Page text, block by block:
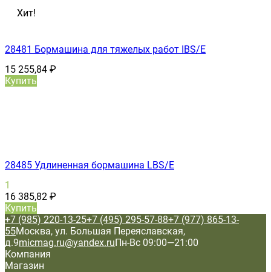
Хит!
28481 Бормашина для тяжелых работ IBS/E
15 255,84 ₽
Купить
28485 Удлиненная бормашина LBS/E
1
16 385,82 ₽
Купить
+7 (985) 220-13-25+7 (495) 295-57-88+7 (977) 865-13-
55Москва, ул. Большая Переяславская,
д.9micmag.ru@yandex.ruПн-Вс 09:00—21:00
Компания
Магазин